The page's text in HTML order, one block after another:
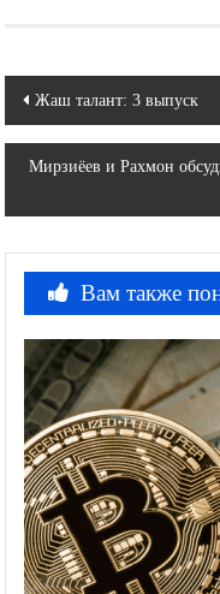
Навигация
по
записям
Жаш талант: 3 выпуск
Мирзиёев и Рахмон
Вам также